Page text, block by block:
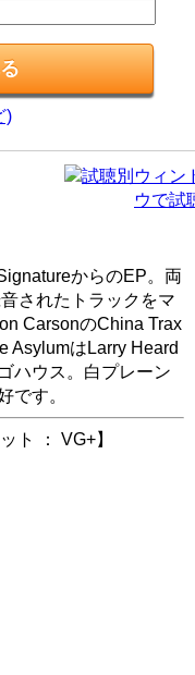
)
別ウィン
ウで試
からのEP。両
されたトラックをマ
CarsonのChina Trax
AsylumはLarry Heard
ハウス。白プレーン
です。
ト ： VG+】